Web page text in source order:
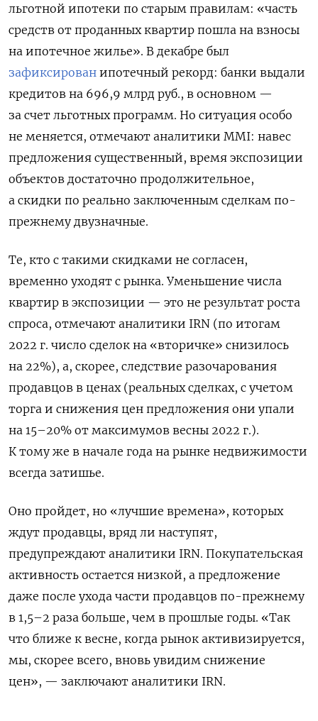
льготной ипотеки по старым правилам: «часть
средств от проданных квартир пошла на взносы
на ипотечное жилье». В декабре был
зафиксирован ипотечный рекорд: банки выдали
кредитов на 696,9 млрд руб., в основном —
за счет льготных программ. Но ситуация особо
не меняется, отмечают аналитики MMI: навес
предложения существенный, время экспозиции
объектов достаточно продолжительное,
а скидки по реально заключенным сделкам по-
прежнему двузначные.
Те, кто с такими скидками не согласен,
временно уходят с рынка. Уменьшение числа
квартир в экспозиции — это не результат роста
спроса, отмечают аналитики IRN (по итогам
2022 г. число сделок на «вторичке» снизилось
на 22%), а, скорее, следствие разочарования
продавцов в ценах (реальных сделках, с учетом
торга и снижения цен предложения они упали
на 15–20% от максимумов весны 2022 г.).
К тому же в начале года на рынке недвижимости
всегда затишье.
Оно пройдет, но «лучшие времена», которых
ждут продавцы, вряд ли наступят,
предупреждают аналитики IRN. Покупательская
активность остается низкой, а предложение
даже после ухода части продавцов по-прежнему
в 1,5–2 раза больше, чем в прошлые годы. «Так
что ближе к весне, когда рынок активизируется,
мы, скорее всего, вновь увидим снижение
цен», — заключают аналитики IRN.